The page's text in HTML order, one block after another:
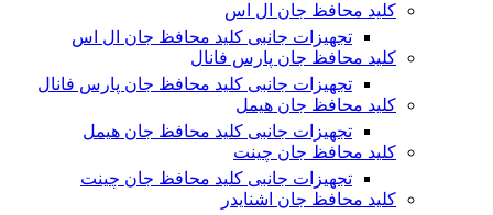
کلید محافظ جان ال اس
تجهیزات جانبی کلید محافظ جان ال اس
کلید محافظ جان پارس فانال
تجهیزات جانبی کلید محافظ جان پارس فانال
کلید محافظ جان هیمل
تجهیزات جانبی کلید محافظ جان هیمل
کلید محافظ جان چینت
تجهیزات جانبی کلید محافظ جان چینت
کلید محافظ جان اشنایدر